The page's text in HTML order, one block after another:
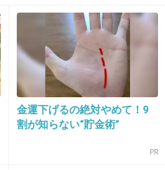
+23
金運下げるの絶対やめて！9
割が知らない“貯金術”
PR